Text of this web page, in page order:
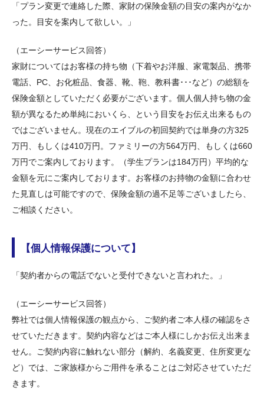
「プラン変更で連絡した際、家財の保険金額の目安の案内がなか
った。目安を案内して欲しい。」
（エーシーサービス回答）
家財についてはお客様の持ち物（下着やお洋服、家電製品、携帯
電話、PC、お化粧品、食器、靴、鞄、教科書･･･など）の総額を
保険金額としていただく必要がございます。個人個人持ち物の金
額が異なるため単純においくら、という目安をお伝え出来るもの
ではございません。現在のエイブルの初回契約では単身の方325
万円、もしくは410万円。ファミリーの方564万円、もしくは660
万円でご案内しております。（学生プランは184万円）平均的な
金額を元にご案内しております。お客様のお持物の金額に合わせ
た見直しは可能ですので、保険金額の過不足等ございましたら、
ご相談ください。
【個人情報保護について】
「契約者からの電話でないと受付できないと言われた。」
（エーシーサービス回答）
弊社では個人情報保護の観点から、ご契約者ご本人様の確認をさ
せていただきます。契約内容などはご本人様にしかお伝え出来ま
せん。ご契約内容に触れない部分（解約、名義変更、住所変更な
ど）では、ご家族様からご用件を承ることはご対応させていただ
きます。